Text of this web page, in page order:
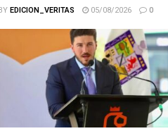
EDICION_VERITAS 05/08/2026 0